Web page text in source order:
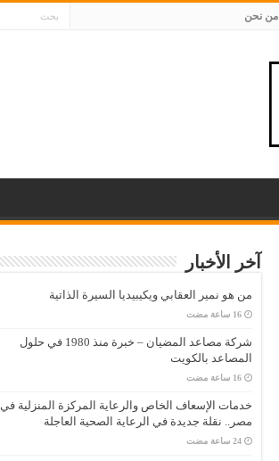
من نحن
آخر الأخبار
من هو نمير العقابي ويكيبيديا السيرة الذاتية
‏16 ساعة مضت
شركة مصاعد المضيان – خبرة منذ 1980 في حلول
المصاعد بالكويت
‏16 ساعة مضت
خدمات الإسعاف الخاص والرعاية المركزة المنزلية في
مصر.. نقلة جديدة في الرعاية الصحية العاجلة
‏24 ساعة مضت